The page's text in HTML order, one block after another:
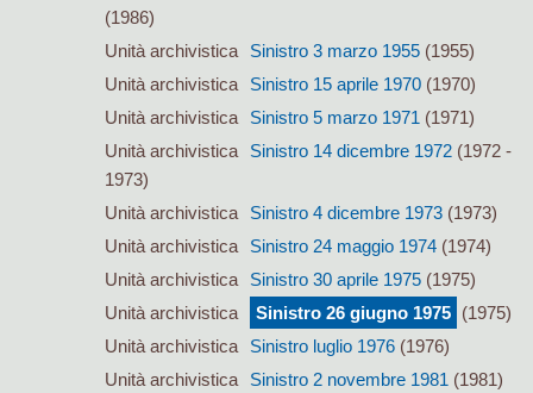
(1986)
Unità archivistica
Sinistro 3 marzo 1955(1955)
Unità archivistica
Sinistro 15 aprile 1970(1970)
Unità archivistica
Sinistro 5 marzo 1971 (1971)
Unità archivistica
Sinistro 14 dicembre 1972(1972 -
1973)
Unità archivistica
Sinistro 4 dicembre 1973(1973)
Unità archivistica
Sinistro 24 maggio 1974(1974)
Unità archivistica
Sinistro 30 aprile 1975(1975)
Unità archivistica
Sinistro 26 giugno 1975
(1975)
Unità archivistica
Sinistro luglio 1976(1976)
Unità archivistica
Sinistro 2 novembre 1981 (1981)